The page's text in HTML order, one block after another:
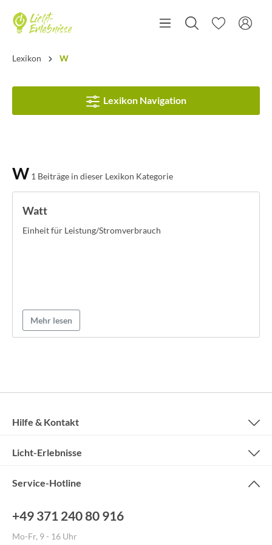
Lexikon W
Lexikon Navigation
W 1 Beiträge in dieser Lexikon Kategorie
Watt
Einheit für Leistung/Stromverbrauch
Mehr lesen
Service-Hotline
+49 371 240 80 916
Mo-Fr, 9 - 16 Uhr
Hilfe & Kontakt
Licht-Erlebnisse